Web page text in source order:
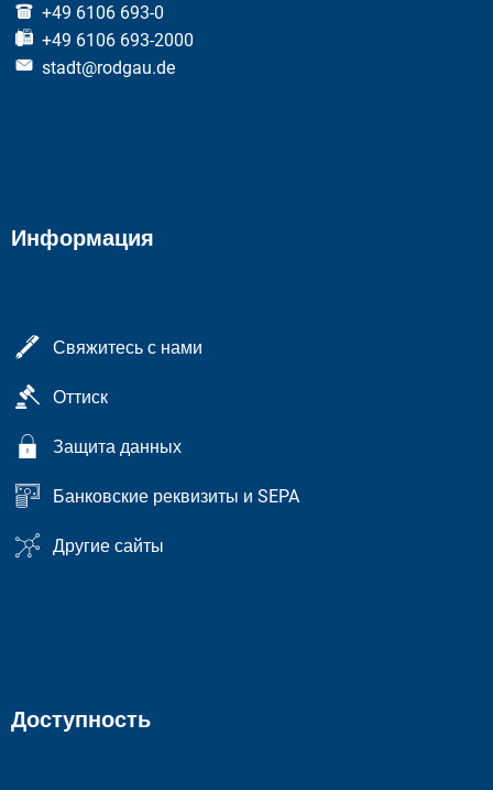
+49 6106 693-0
+49 6106 693-2000
stadt@rodgau.de
Информация
Свяжитесь с нами
Оттиск
Защита данных
Банковские реквизиты и SEPA
Другие сайты
Доступность